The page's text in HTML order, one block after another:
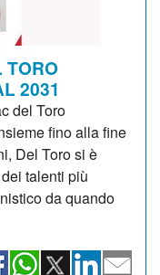
TORO
2031
del Toro
fino alla fine
Del Toro si è
talenti più
da quando